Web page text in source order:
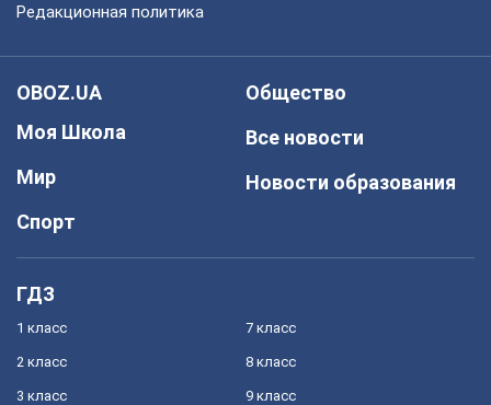
Редакционная политика
OBOZ.UA
Моя Школа
Мир
Спорт
Общество
Все новости
Новости образования
ГДЗ
1 класс
2 класс
3 класс
7 класс
8 класс
9 класс